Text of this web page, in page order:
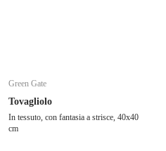
Green Gate
Tovagliolo
In tessuto, con fantasia a strisce, 40x40
cm